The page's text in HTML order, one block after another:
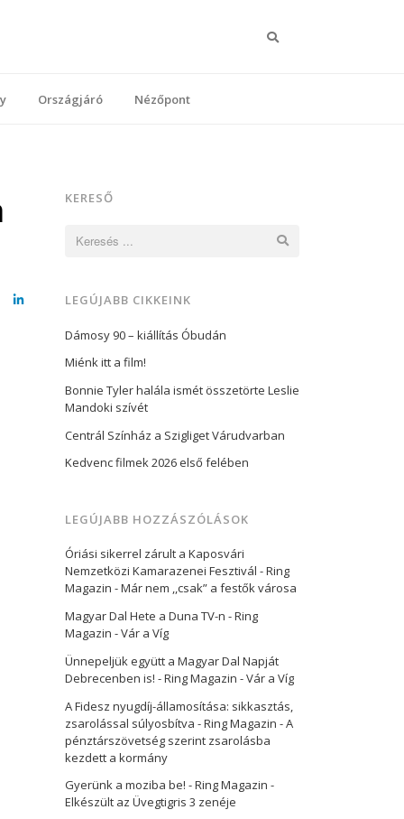
Országjáró Nézőpont
LinkedIn
KERESŐ
LEGÚJABB CIKKEINK
Dámosy 90 – kiállítás Óbudán
Miénk itt a film!
Bonnie Tyler halála ismét összetörte Leslie
Mandoki szívét
Centrál Színház a Szigliget Várudvarban
Kedvenc filmek 2026 első felében
LEGÚJABB HOZZÁSZÓLÁSOK
Óriási sikerrel zárult a Kaposvári
Nemzetközi Kamarazenei Fesztivál - Ring
Magazin -Már nem ,,csak” a festők városa
Magyar Dal Hete a Duna TV-n - Ring
Magazin -Vár a Víg
Ünnepeljük együtt a Magyar Dal Napját
Debrecenben is! - Ring Magazin -Vár a Víg
A Fidesz nyugdíj-államosítása: sikkasztás,
zsarolással súlyosbítva - Ring Magazin -A
pénztárszövetség szerint zsarolásba
kezdett a kormány
Gyerünk a moziba be! - Ring Magazin -
Elkészült az Üvegtigris 3 zenéje